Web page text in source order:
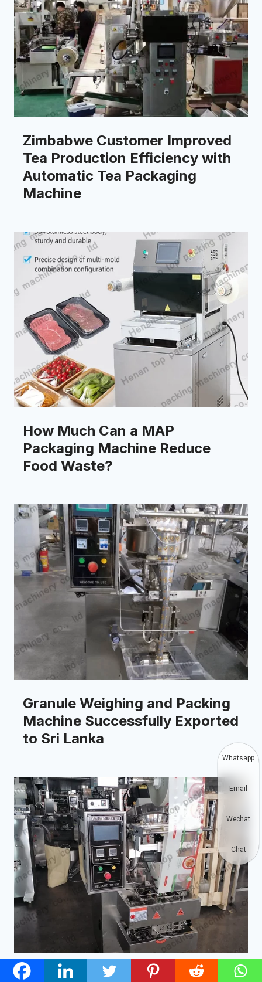
Zimbabwe Customer Improved
Tea Production Efficiency with
Automatic Tea Packaging
Machine
How Much Can a MAP
Packaging Machine Reduce
Food Waste?
Granule Weighing and Packing
Machine Successfully Exported
to Sri Lanka
Flour powder packing machine
Whatsapp
Email
Wechat
Chat